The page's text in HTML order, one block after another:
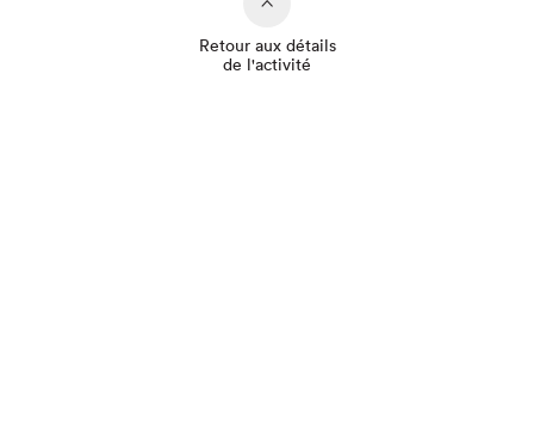
Retour aux détails
de l'activité